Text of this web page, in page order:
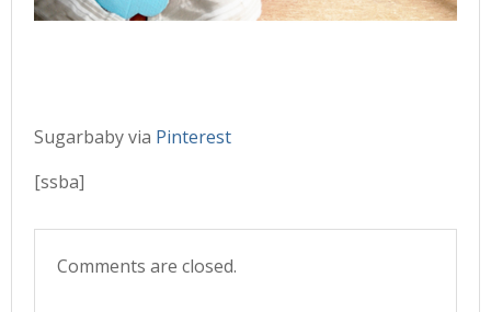
Sugarbaby via Pinterest
[ssba]
Comments are closed.